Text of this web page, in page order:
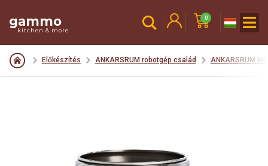
gammo
kitchen & more
0
Előkészítés ANKARSRUM robotgép család ANKARSRUM